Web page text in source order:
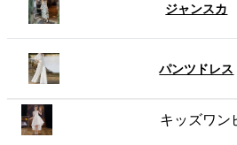
ジャンスカ
パンツドレス
キッズワン